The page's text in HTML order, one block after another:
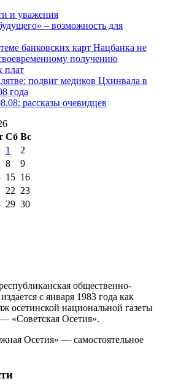
№97 30 июля 2015 г
2015 г
(10)№98 5 июля 2014 г(10)
г
г(14)
№99 4 августа
8 июля 2014 г
г(11)
г
(12)
и уважения
– возможность для
банковских карт Нацбанка не
получению
плат
подвиг медиков Цхинвала в
года
рассказы очевидцев
Сб Вс
1
2
8
9
15 16
22 23
29 30
общественно-
с января 1983 года как
осетинской национальной газеты
«Советская Осетия».
Осетия» — самостоятельное